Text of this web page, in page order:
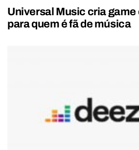
Universal Music cria
para quem é fã de música